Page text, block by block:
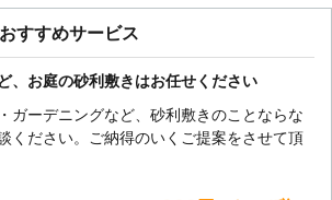
すすめサービス
、お庭の砂利敷きはお任せください
ガーデニングなど、砂利敷きのことならな
ください。ご納得のいくご提案をさせて頂